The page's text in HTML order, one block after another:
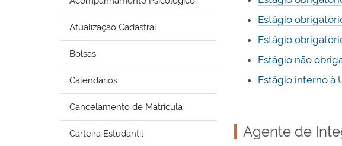
Atualização Cadastral
Bolsas
Calendários
Cancelamento de Matrícula
Carteira Estudantil
Estágio
Estágio
Estágio não
Estágio interno à
Agente de